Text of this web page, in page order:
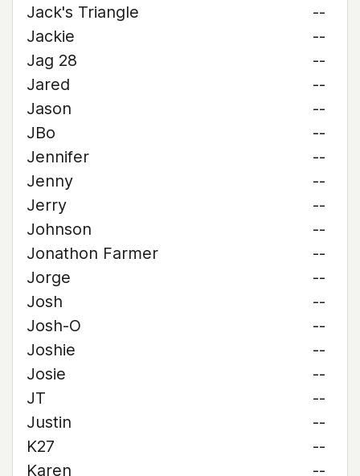
Jack's Triangle
--
Jackie
--
Jag 28
--
Jared
--
Jason
--
JBo
--
Jennifer
--
Jenny
--
Jerry
--
Johnson
--
Jonathon Farmer
--
Jorge
--
Josh
--
Josh-O
--
Joshie
--
Josie
--
JT
--
Justin
--
K27
--
Karen
--